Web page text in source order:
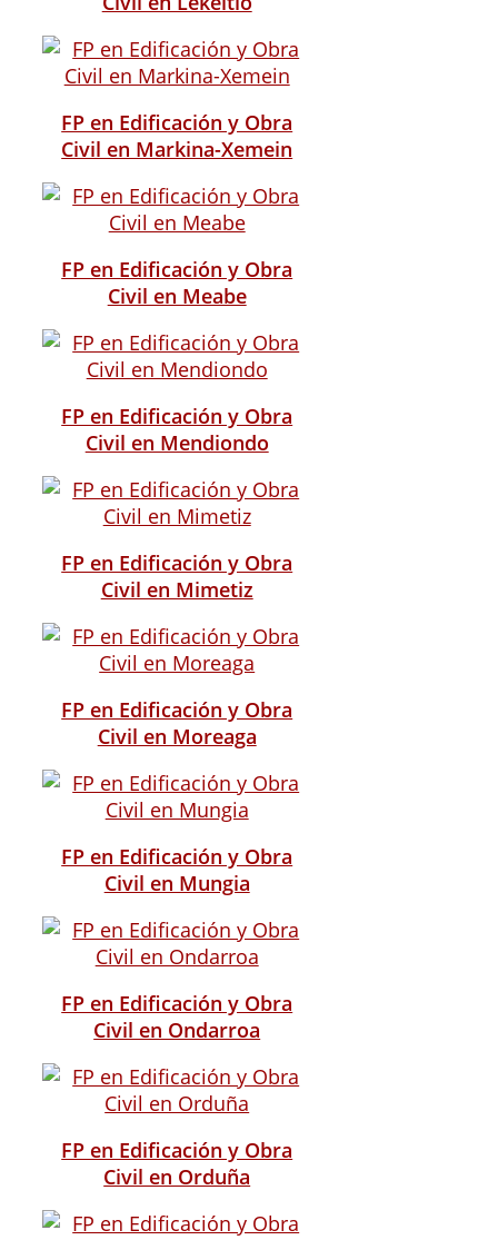
FP en Edificación y Obra
Civil en Markina-Xemein
FP en Edificación y Obra
Civil en Meabe
FP en Edificación y Obra
Civil en Mendiondo
FP en Edificación y Obra
Civil en Mimetiz
FP en Edificación y Obra
Civil en Moreaga
FP en Edificación y Obra
Civil en Mungia
FP en Edificación y Obra
Civil en Ondarroa
FP en Edificación y Obra
Civil en Orduña